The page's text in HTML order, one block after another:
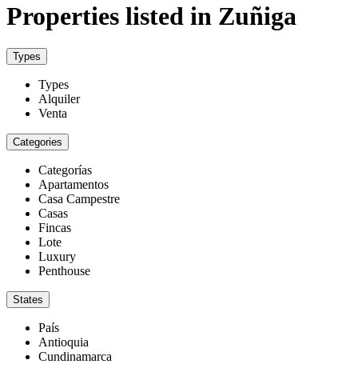
Properties listed in Zuñiga
Types
Types
Alquiler
Venta
Categories
Categorías
Apartamentos
Casa Campestre
Casas
Fincas
Lote
Luxury
Penthouse
States
País
Antioquia
Cundinamarca